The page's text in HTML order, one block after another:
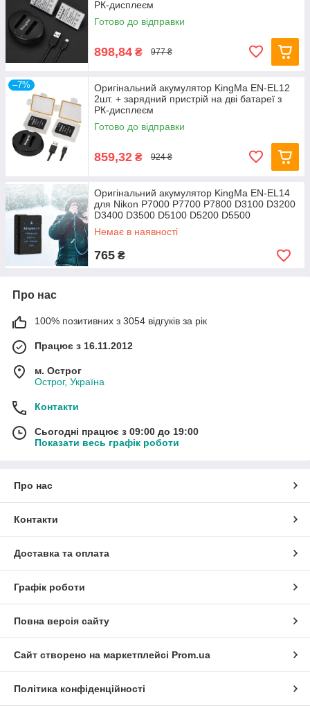
РК-дисплеєм
Готово до відправки
898,84 ₴ 977 ₴
–7%
Оригінальний акумулятор KingMa EN-EL12
2шт. + зарядний пристрій на дві батареї з
РК-дисплеєм
Готово до відправки
859,32 ₴ 924 ₴
Оригінальний акумулятор KingMa EN-EL14
для Nikon P7000 P7700 P7800 D3100 D3200
D3400 D3500 D5100 D5200 D5500
Немає в наявності
765 ₴
Про нас
100% позитивних з 3054 відгуків за рік
Працює з 16.11.2012
м. Острог
Острог, Україна
Контакти
Сьогодні працює з 09:00 до 19:00
Показати весь графік роботи
Про нас
Контакти
Доставка та оплата
Графік роботи
Повна версія сайту
Сайт створено на маркетплейсі Prom.ua
Політика конфіденційності